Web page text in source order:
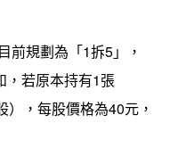
前規劃為「1拆5」，
，若原本持有1張
，每股價格為40元，